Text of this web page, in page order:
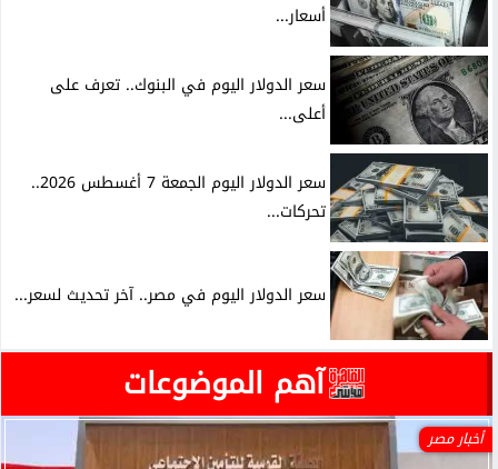
أسعار...
سعر الدولار اليوم في البنوك.. تعرف على
أعلى...
سعر الدولار اليوم الجمعة 7 أغسطس 2026..
تحركات...
سعر الدولار اليوم في مصر.. آخر تحديث لسعر...
آهم الموضوعات
أخبار مصر